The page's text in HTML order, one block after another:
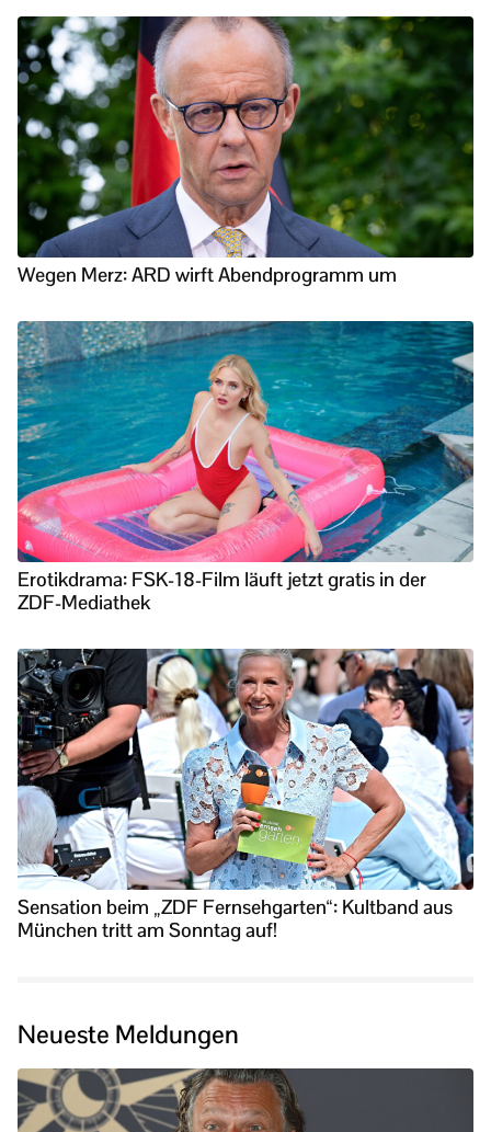
Wegen Merz: ARD wirft Abendprogramm um
Erotikdrama: FSK-18-Film läuft jetzt gratis in der
ZDF-Mediathek
Sensation beim „ZDF Fernsehgarten“: Kultband aus
München tritt am Sonntag auf!
Neueste Meldungen